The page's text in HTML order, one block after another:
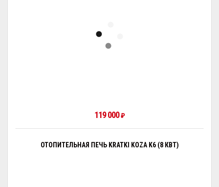
119 000₽
ОТОПИТЕЛЬНАЯ ПЕЧЬ KRATKI KOZA K6 (8 КВТ)